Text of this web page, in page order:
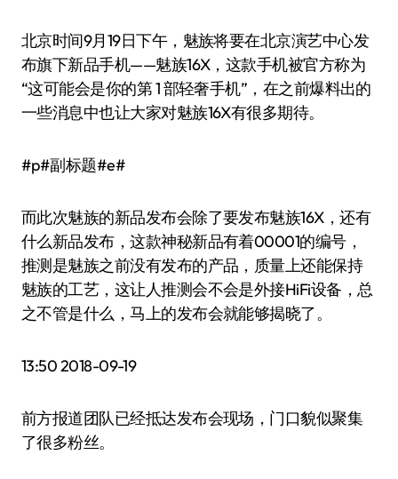
北京时间9月19日下午，魅族将要在北京演艺中心发
布旗下新品手机——魅族16X，这款手机被官方称为
“这可能会是你的第 1 部轻奢手机”，在之前爆料出的
一些消息中也让大家对魅族16X有很多期待。
#p#副标题#e#
而此次魅族的新品发布会除了要发布魅族16X，还有
什么新品发布，这款神秘新品有着00001的编号，
推测是魅族之前没有发布的产品，质量上还能保持
魅族的工艺，这让人推测会不会是外接HiFi设备，总
之不管是什么，马上的发布会就能够揭晓了。
13:50 2018-09-19
前方报道团队已经抵达发布会现场，门口貌似聚集
了很多粉丝。